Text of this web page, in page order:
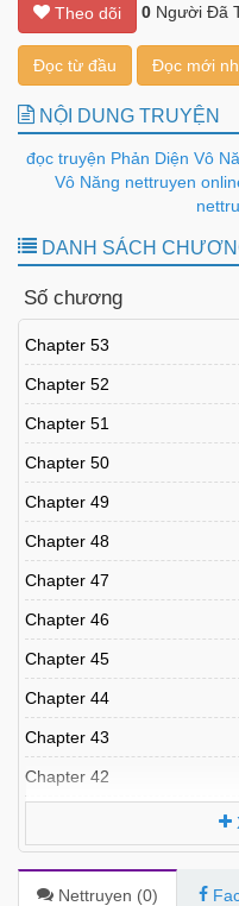
Theo dõi 0 Người Đã
Đọc từ đầu Đọc mới
NỘI DUNG TRUYỆN
đọc truyện Phản Diện Vô
Vô Năng nettruyen
DANH SÁCH
Số chương
Chapter 53
Chapter 52
Chapter 51
Chapter 50
Chapter 49
Chapter 48
Chapter 47
Chapter 46
Chapter 45
Chapter 44
Chapter 43
Chapter 42
Chapter 40
Chapter 39
Nettruyen (0)